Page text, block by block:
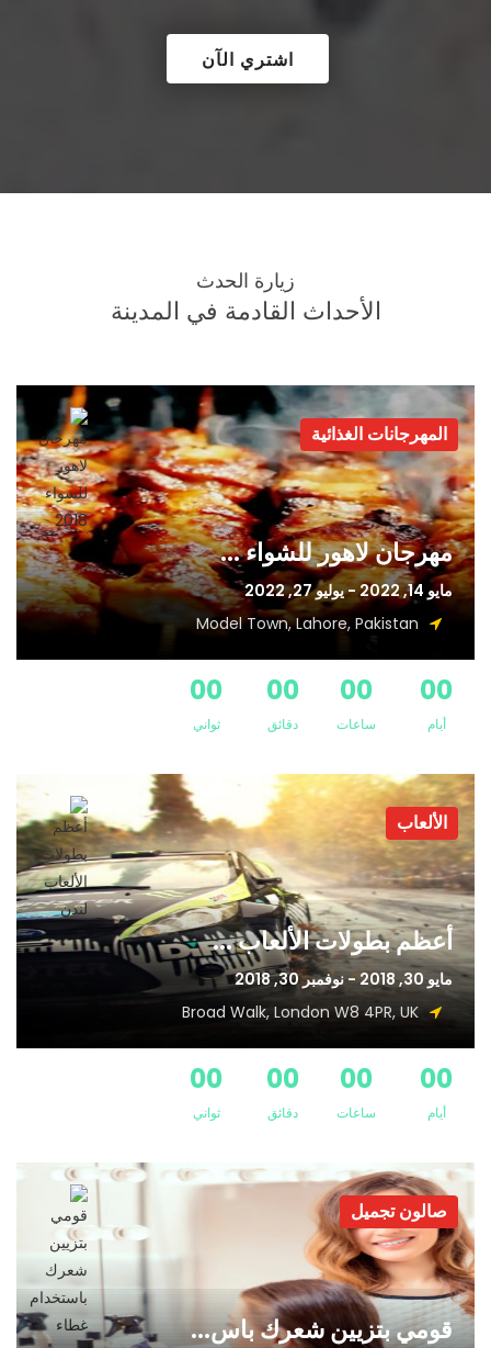
اشتري الآن
زيارة الحدث
الأحداث القادمة في المدينة
المهرجانات الغذائية
مهرجان لاهور للشواء ...
مايو 14, 2022 - يوليو 27, 2022
Model Town, Lahore, Pakistan
00
أيام
00
ساعات
00
دقائق
00
ثواني
الألعاب
أعظم بطولات الألعاب ...
مايو 30, 2018 - نوفمبر 30, 2018
Broad Walk, London W8 4PR, UK
00
أيام
00
ساعات
00
دقائق
00
ثواني
صالون تجميل
قومي بتزيين شعرك باس...